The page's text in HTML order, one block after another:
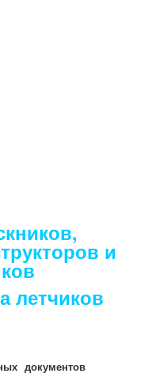
и
летчиков
документов